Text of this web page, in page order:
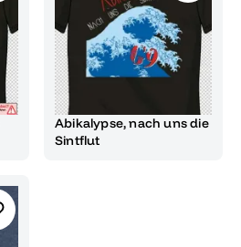
Abikalypse, nach uns die
Sintflut